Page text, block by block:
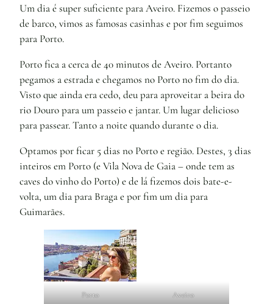
Um dia é super suficiente para Aveiro. Fizemos o passeio
de barco, vimos as famosas casinhas e por fim seguimos
para Porto.
Porto fica a cerca de 40 minutos de Aveiro. Portanto
pegamos a estrada e chegamos no Porto no fim do dia.
Visto que ainda era cedo, deu para aproveitar a beira do
rio Douro para um passeio e jantar. Um lugar delicioso
para passear. Tanto a noite quando durante o dia.
Optamos por ficar 5 dias no Porto e região. Destes, 3 dias
inteiros em Porto (e Vila Nova de Gaia – onde tem as
caves do vinho do Porto) e de lá fizemos dois bate-e-
volta, um dia para Braga e por fim um dia para
Guimarães.
Porto Aveiro